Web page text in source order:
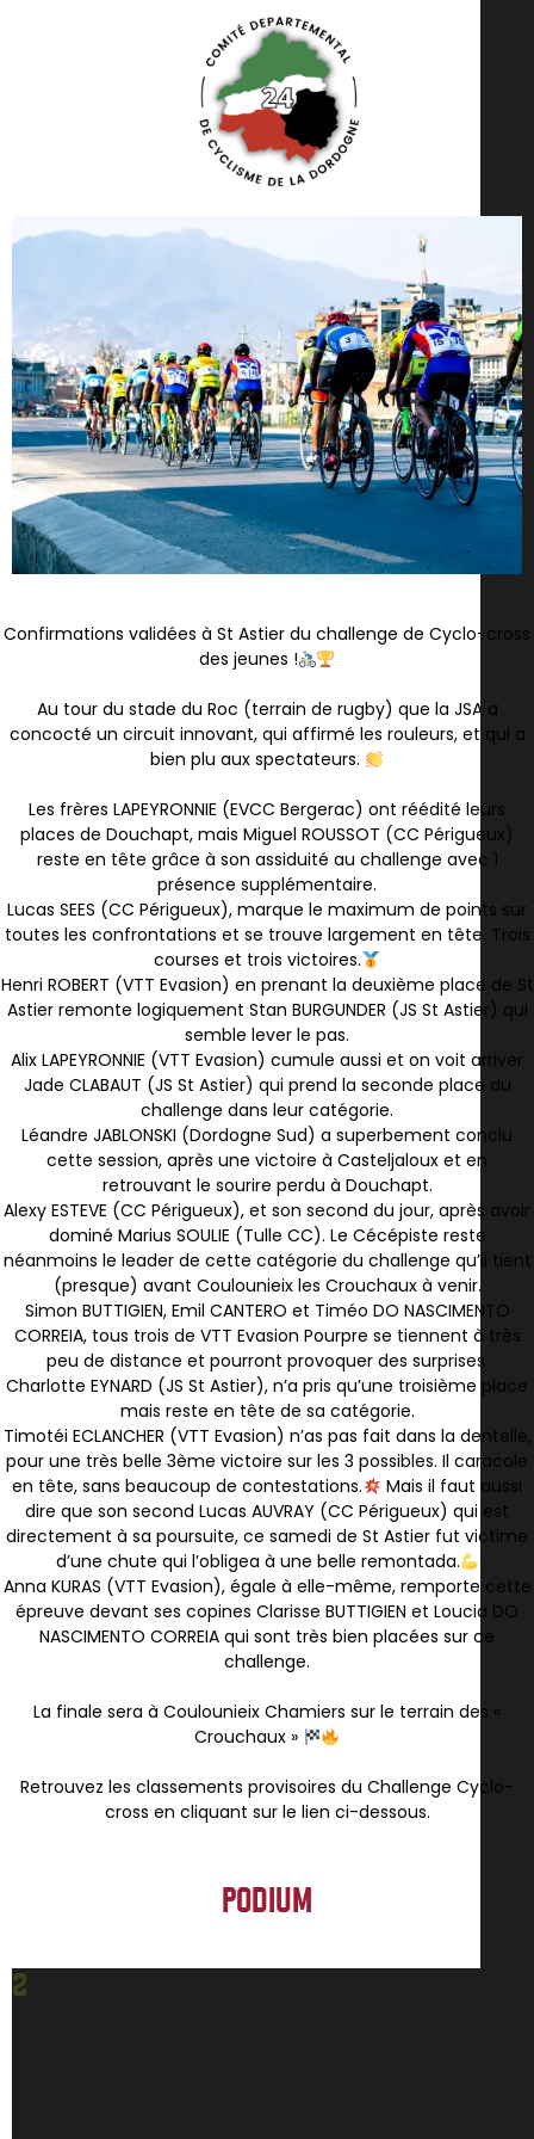
Confirmations validées à St Astier du challenge de Cyclo-cross
des jeunes !
Au tour du stade du Roc (terrain de rugby) que la JSA a
concocté un circuit innovant, qui affirmé les rouleurs, et qui a
bien plu aux spectateurs.
Les frères LAPEYRONNIE (EVCC Bergerac) ont réédité leurs
places de Douchapt, mais Miguel ROUSSOT (CC Périgueux)
reste en tête grâce à son assiduité au challenge avec 1
présence supplémentaire.
Lucas SEES (CC Périgueux), marque le maximum de points sur
toutes les confrontations et se trouve largement en tête. Trois
courses et trois victoires.
Henri ROBERT (VTT Evasion) en prenant la deuxième place de St
Astier remonte logiquement Stan BURGUNDER (JS St Astier) qui
semble lever le pas.
Alix LAPEYRONNIE (VTT Evasion) cumule aussi et on voit arriver
Jade CLABAUT (JS St Astier) qui prend la seconde place du
challenge dans leur catégorie.
Léandre JABLONSKI (Dordogne Sud) a superbement conclu
cette session, après une victoire à Casteljaloux et en
retrouvant le sourire perdu à Douchapt.
Alexy ESTEVE (CC Périgueux), et son second du jour, après avoir
dominé Marius SOULIE (Tulle CC). Le Cécépiste reste
néanmoins le leader de cette catégorie du challenge qu’il tient
(presque) avant Coulounieix les Crouchaux à venir.
Simon BUTTIGIEN, Emil CANTERO et Timéo DO NASCIMENTO
CORREIA, tous trois de VTT Evasion Pourpre se tiennent à très
peu de distance et pourront provoquer des surprises.
Charlotte EYNARD (JS St Astier), n’a pris qu’une troisième place
mais reste en tête de sa catégorie.
Timotéi ECLANCHER (VTT Evasion) n’as pas fait dans la dentelle,
pour une très belle 3ème victoire sur les 3 possibles. Il caracole
en tête, sans beaucoup de contestations.
Mais il faut aussi
dire que son second Lucas AUVRAY (CC Périgueux) qui est
directement à sa poursuite, ce samedi de St Astier fut victime
d’une chute qui l’obligea à une belle remontada.
Anna KURAS (VTT Evasion), égale à elle-même, remporte cette
épreuve devant ses copines Clarisse BUTTIGIEN et Loucia DO
NASCIMENTO CORREIA qui sont très bien placées sur ce
challenge.
La finale sera à Coulounieix Chamiers sur le terrain des «
Crouchaux »
Retrouvez les classements provisoires du Challenge Cyclo-
cross en cliquant sur le lien ci-dessous.
PODIUM
2